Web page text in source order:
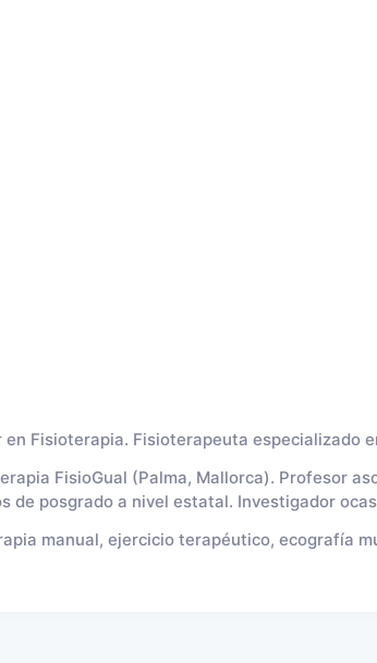
en Fisioterapia. Fisioterapeuta especializado
FisioGual (Palma, Mallorca). Profesor
de posgrado a nivel estatal. Investigador
manual, ejercicio terapéutico, ecografía